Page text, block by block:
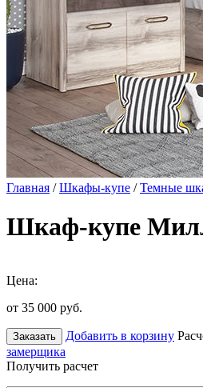
Главная /Шкафы-купе /Темные
Шкаф-купе
Цена:
от 35 000 руб.
Заказать Добавить в корзину
замерщика
Получить расчет